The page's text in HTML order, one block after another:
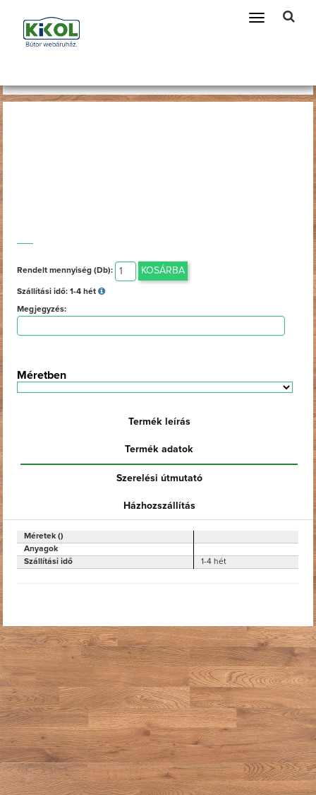
Toggle
Rendelt mennyiség (Db): KOSÁRBA
Szállítási idő: 1-4 hét
Megjegyzés:
Méretben
Termék leírás
Termék adatok
Szerelési útmutató
Házhozszállítás
Méretek ()
Anyagok
Szállítási idő
1-4 hét